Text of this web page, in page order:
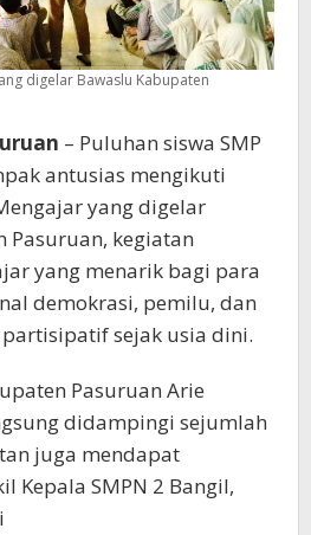
digelar Bawaslu Kabupaten
– Puluhan siswa SMP
antusias mengikuti
yang digelar
Pasuruan, kegiatan
yang menarik bagi para
demokrasi, pemilu, dan
sejak usia dini.
Pasuruan Arie
didampingi sejumlah
juga mendapat
Kepala SMPN 2 Bangil,